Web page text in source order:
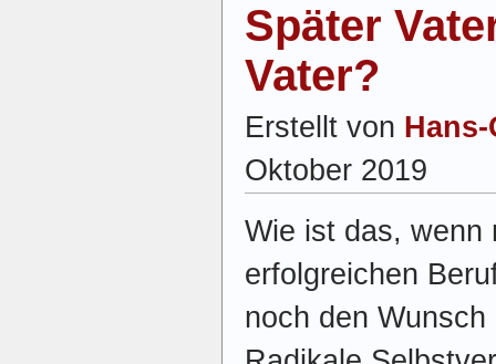
Später
Vater?
Erstellt von
Oktober 2019
Wie ist das, wenn
erfolgreichen
noch den